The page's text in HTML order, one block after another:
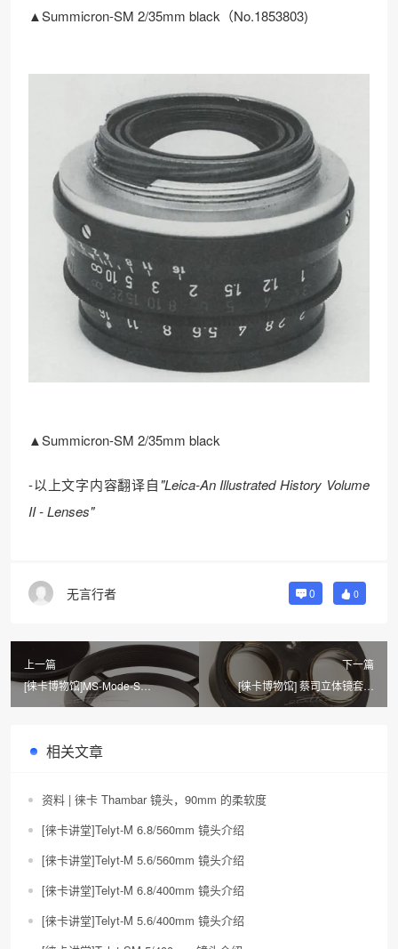
▲Summicron-SM 2/35mm black（No.1853803)
▲Summicron-SM 2/35mm black
-以上文字内容翻译自 "Leica-An Illustrated History Volume
II - Lenses"
无言行者 0 0
上一篇
[徕卡博物馆]MS-Mode-S
1.3/50mm（No.200/052） 镜头
下一篇
[徕卡博物馆] 蔡司立体镜套装
Zeiss Ikon Stereotar C
相关文章
资料 | 徕卡 Thambar 镜头，90mm 的柔软度
[徕卡讲堂]Telyt-M 6.8/560mm 镜头介绍
[徕卡讲堂]Telyt-M 5.6/560mm 镜头介绍
[徕卡讲堂]Telyt-M 6.8/400mm 镜头介绍
[徕卡讲堂]Telyt-M 5.6/400mm 镜头介绍